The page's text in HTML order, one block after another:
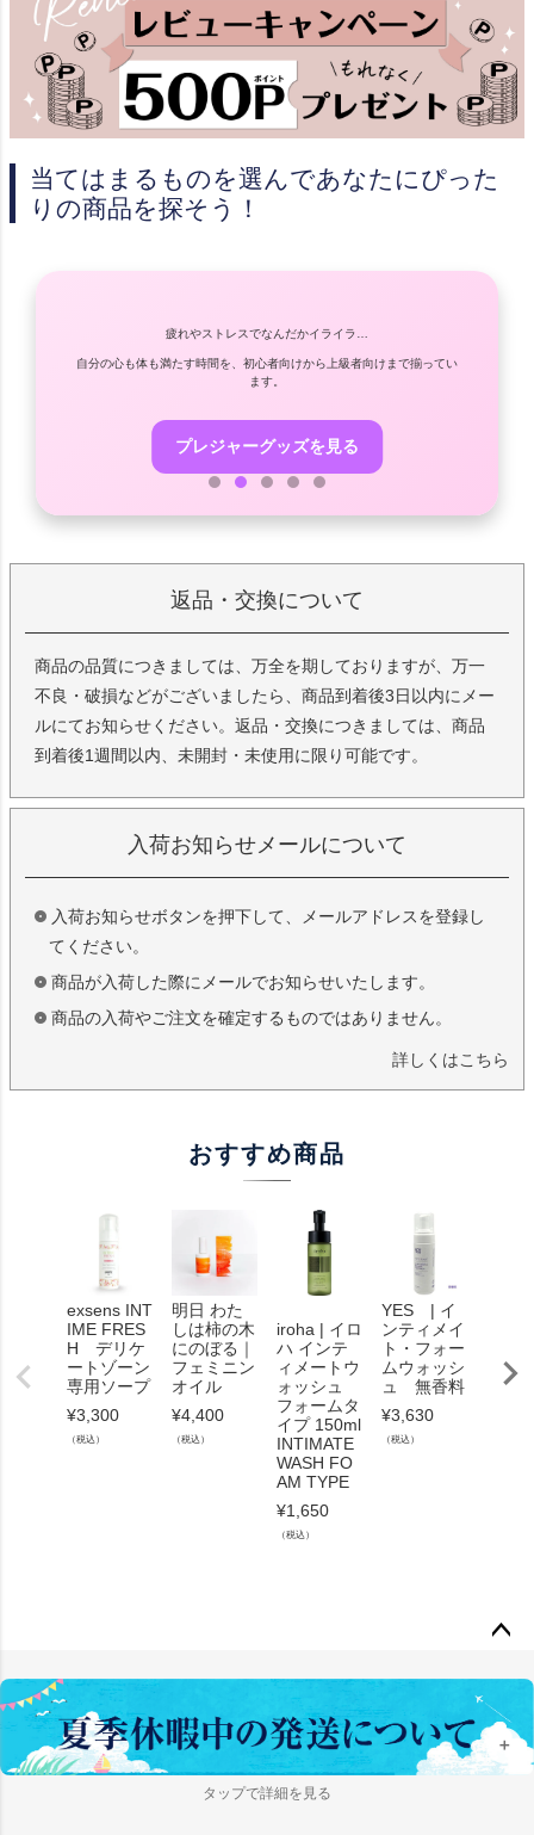
当てはまるものを選んであなたにぴった
りの商品を探そう！
疲れやストレスでなんだかイライラ…
自分の心も体も満たす時間を、初心者向けから上級者向けまで揃ってい
ます。
プレジャーグッズを見る
返品・交換について
商品の品質につきましては、万全を期しておりますが、万一
不良・破損などがございましたら、商品到着後3日以内にメー
ルにてお知らせください。返品・交換につきましては、商品
到着後1週間以内、未開封・未使用に限り可能です。
入荷お知らせメールについて
入荷お知らせボタンを押下して、メールアドレスを登録し
てください。
商品が入荷した際にメールでお知らせいたします。
商品の入荷やご注文を確定するものではありません。
詳しくはこちら
おすすめ商品
exsens INT
IME FRES
H デリケ
ートゾーン
専用ソープ
¥3,300
（税込）
明日 わた
しは柿の木
にのぼる｜
フェミニン
オイル
¥4,400
（税込）
iroha | イロ
ハ インテ
ィメートウ
ォッシュ
フォームタ
イプ 150ml
INTIMATE
WASH FO
AM TYPE
¥1,650
（税込）
YES | イ
ンティメイ
ト・フォー
ムウォッシ
ュ 無香料
¥3,630
（税込）
ィメ
ート
ジト
ップ
へ
＋
タップで詳細を見る